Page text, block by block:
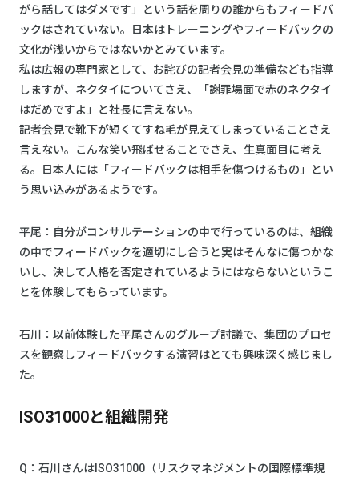
がら話してはダメです」という話を周りの誰からもフィードバ
ックはされていない。日本はトレーニングやフィードバックの
文化が浅いからではないかとみています。
私は広報の専門家として、お詫びの記者会見の準備なども指導
しますが、ネクタイについてさえ、「謝罪場面で赤のネクタイ
はだめですよ」と社長に言えない。
記者会見で靴下が短くてすね毛が見えてしまっていることさえ
言えない。こんな笑い飛ばせることでさえ、生真面目に考え
る。日本人には「フィードバックは相手を傷つけるもの」とい
う思い込みがあるようです。
平尾：自分がコンサルテーションの中で行っているのは、組織
の中でフィードバックを適切にし合うと実はそんなに傷つかな
いし、決して人格を否定されているようにはならないというこ
とを体験してもらっています。
石川：以前体験した平尾さんのグループ討議で、集団のプロセ
スを観察しフィードバックする演習はとても興味深く感じまし
た。
ISO31000と組織開発
Q：石川さんはISO31000（リスクマネジメントの国際標準規